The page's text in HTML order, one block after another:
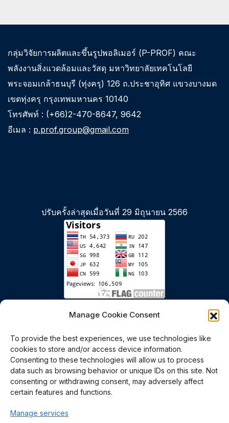
Manage Cookie Consent
To provide the best experiences, we use technologies like
cookies to store and/or access device information.
Consenting to these technologies will allow us to process
data such as browsing behavior or unique IDs on this site. Not
consenting or withdrawing consent, may adversely affect
certain features and functions.
Manage services
กลุ่มวิจัยการผลิตและขึ้นรูปพอลิเมอร์ (P-PROF) คณะ
พลังงานสิ่งแวดล้อมและวัสดุ มหาวิทยาลัยเทคโนโลยี
พระจอมเกล้าธนบุรี (ทุ่งครุ) 126 ถ.ประชาอุทิศ แขวงบางมด
เขตทุ่งครุ กรุงเทพมหานคร 10140
โทรศัพท์ : (+66)2-470-8647, 9642
อีเมล : p.prof.group@gmail.com
ปรับครั้งล่าสุดเมื่อวันที่ 29 มิถุนายน 2566
Polymer PROcessing and